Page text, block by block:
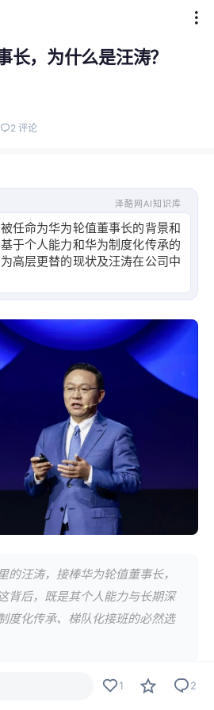
长，为什么是汪涛？
2 评论
泽酷网AI知识库
任命为华为轮值董事长的背景和
于个人能力和华为制度化传承的
高层更替的现状及汪涛在公司中
的汪涛，接棒华为轮值董事长，
背后，既是其个人能力与长期深
度化传承、梯队化接班的必然选
1 2